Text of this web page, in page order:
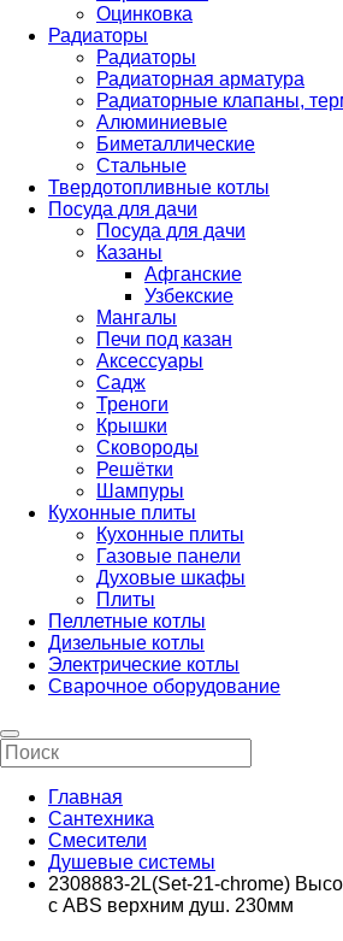
Оцинковка
Радиаторы
Радиаторы
Радиаторная арматура
Радиаторные клапаны,
Алюминиевые
Биметаллические
Стальные
Твердотопливные котлы
Посуда для дачи
Посуда для дачи
Казаны
Афганские
Узбекские
Мангалы
Печи под казан
Аксессуары
Садж
Треноги
Крышки
Сковороды
Решётки
Шампуры
Кухонные плиты
Кухонные плиты
Газовые панели
Духовые шкафы
Плиты
Пеллетные котлы
Дизельные котлы
Электрические котлы
Сварочное оборудование
Главная
Сантехника
Смесители
Душевые системы
2308883-2L(Set-21-chrome)
с ABS верхним душ. 230мм